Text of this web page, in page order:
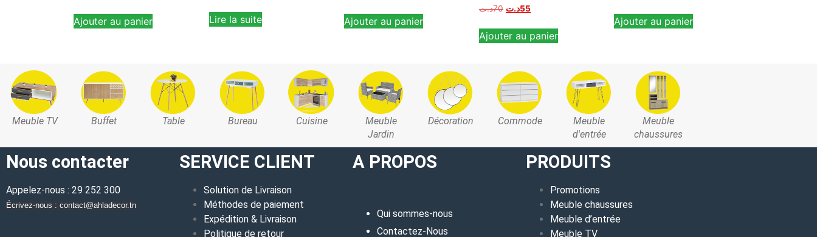
Ajouter au panier Lire la suite Ajouter au panier
70د.ت 55د.ت
Ajouter au panier
Ajouter au panier
Meuble TV Buffet Table Bureau Cuisine
Meuble
Jardin
Décoration Commode
Meuble
d'entrée
Meuble
chaussures
Nous contacter
Appelez-nous : 29 252 300
Écrivez-nous : contact@ahladecor.tn
SERVICE CLIENT
Solution de Livraison
Méthodes de paiement
Expédition & Livraison
Politique de retour
A PROPOS
Qui sommes-nous
Contactez-Nous
PRODUITS
Promotions
Meuble chaussures
Meuble d’entrée
Meuble TV